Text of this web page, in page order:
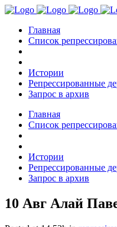
Главная
Список
Истории
Репрессированные
Запрос в архив
Главная
Список
Истории
Репрессированные
Запрос в архив
10 Авг Алай